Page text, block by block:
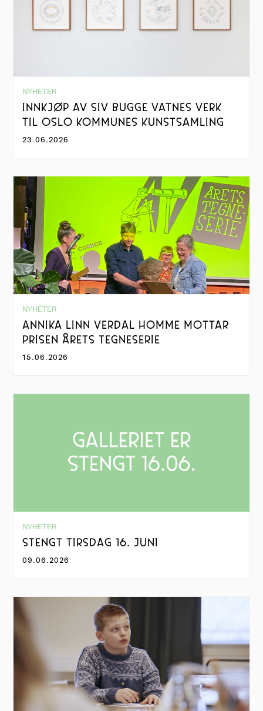
NYHETER
INNKJØP AV SIV BUGGE VATNES VERK
TIL OSLO KOMMUNES KUNSTSAMLING
23.06.2026
NYHETER
ANNIKA LINN VERDAL HOMME MOTTAR
PRISEN ÅRETS TEGNESERIE
15.06.2026
NYHETER
STENGT TIRSDAG 16. JUNI
09.06.2026